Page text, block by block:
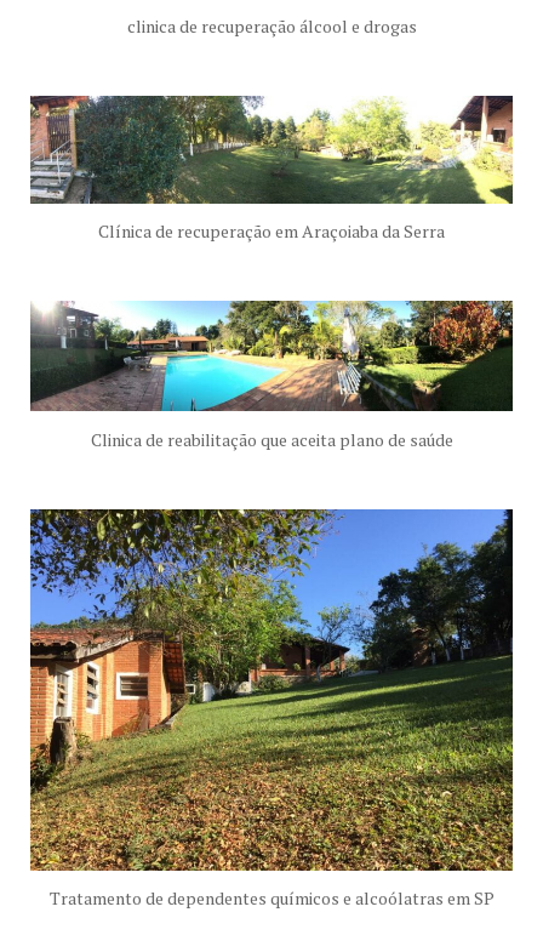
clinica de recuperação álcool e drogas
Clínica de recuperação em Araçoiaba da Serra
Clinica de reabilitação que aceita plano de saúde
Tratamento de dependentes químicos e alcoólatras em SP